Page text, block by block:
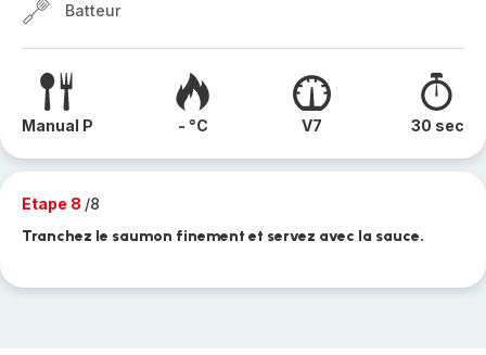
Batteur
Manual P - °C V7 30 sec
Etape 8 /8
Tranchez le saumon finement et servez avec la sauce.